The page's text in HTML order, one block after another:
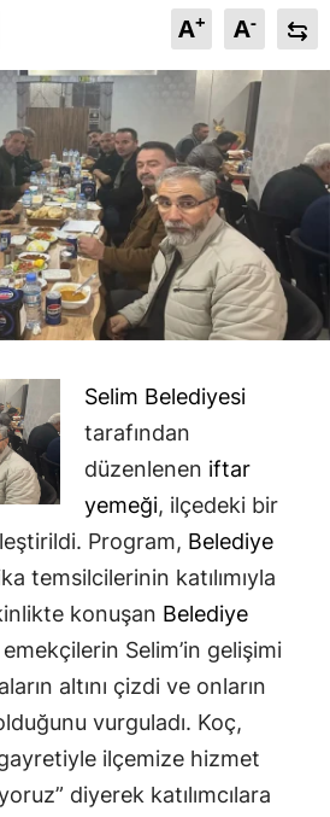
Bolu
Burdur
Bursa
Çanakkale
Çankırı
Çorum
Denizli
Diyarbakır
Edirne
Elazığ
Erzincan
Erzurum
Eskişehir
Gaziantep
Giresun
A+ A-
Selim Belediyesi
tarafından
düzenlenen iftar
yemeği, ilçedeki bir
Program, Belediye
temsilcilerinin katılımıyla
konuşan Belediye
emekçilerin Selim’in gelişimi
altını çizdi ve onların
vurguladı. Koç,
ilçemize hizmet
diyerek katılımcılara